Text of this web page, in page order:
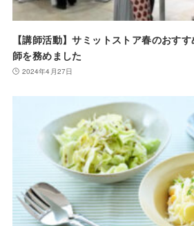
【講師活動】サミットストア春のおす
師を務めました
2024年4月27日